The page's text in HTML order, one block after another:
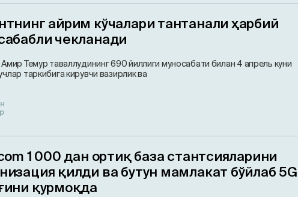
айрим кўчалари тантанали ҳарбий
чекланади
Темур таваллудининг 690 йиллиги муносабати билан 4 апрель куни
таркибига кирувчи вазирлик ва
1 000 дан ортиқ база стантсияларини
қилди ва бутун мамлакат бўйлаб 5G
қурмоқда